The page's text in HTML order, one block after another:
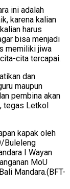
ini adalah
karena kalian
harus
bisa menjadi
memiliki jiwa
cita tercapai.
dan
maupun
pembina akan
tegas Letkol
kapak oleh
Buleleng
I Wayan
MoU
Mandara.(BFT-